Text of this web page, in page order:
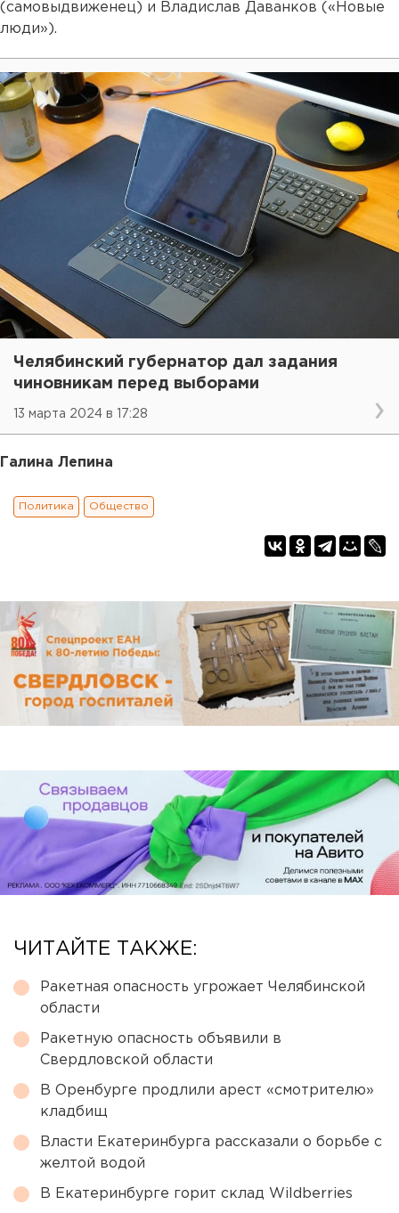
(самовыдвиженец) и Владислав Даванков («Новые
люди»).
Челябинский губернатор дал задания
чиновникам перед выборами
13 марта 2024 в 17:28
Галина Лепина
Политика Общество
ЧИТАЙТЕ ТАКЖЕ:
Ракетная опасность угрожает Челябинской
области
Ракетную опасность объявили в
Свердловской области
В Оренбурге продлили арест «смотрителю»
кладбищ
Власти Екатеринбурга рассказали о борьбе с
желтой водой
В Екатеринбурге горит склад Wildberries